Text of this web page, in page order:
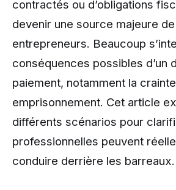
contractés ou d’obligations
devenir une source majeure
entrepreneurs. Beaucoup
conséquences possibles d’un
paiement, notamment la crainte
emprisonnement. Cet article
différents scénarios pour
professionnelles peuvent
conduire derrière les barreaux.